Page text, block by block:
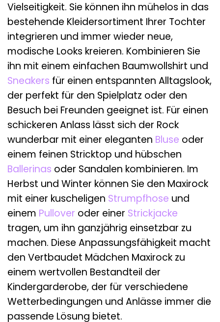
Vielseitigkeit. Sie können ihn mühelos in das
bestehende Kleidersortiment Ihrer Tochter
integrieren und immer wieder neue,
modische Looks kreieren. Kombinieren Sie
ihn mit einem einfachen Baumwollshirt und
Sneakers für einen entspannten Alltagslook,
der perfekt für den Spielplatz oder den
Besuch bei Freunden geeignet ist. Für einen
schickeren Anlass lässt sich der Rock
wunderbar mit einer eleganten Bluse oder
einem feinen Stricktop und hübschen
Ballerinas oder Sandalen kombinieren. Im
Herbst und Winter können Sie den Maxirock
mit einer kuscheligen Strumpfhose und
einem Pullover oder einer Strickjacke
tragen, um ihn ganzjährig einsetzbar zu
machen. Diese Anpassungsfähigkeit macht
den Vertbaudet Mädchen Maxirock zu
einem wertvollen Bestandteil der
Kindergarderobe, der für verschiedene
Wetterbedingungen und Anlässe immer die
passende Lösung bietet.